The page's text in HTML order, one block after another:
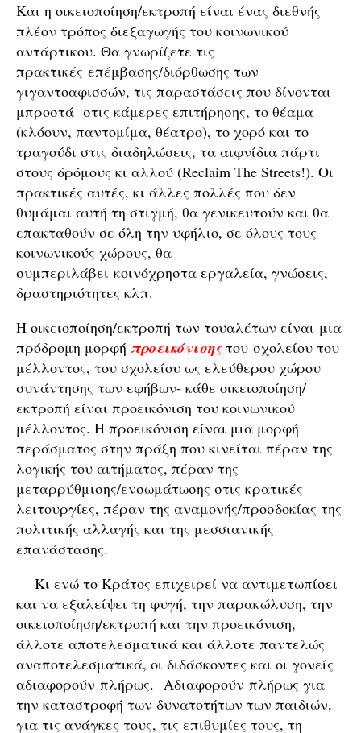
Και η οικειοποίηση/εκτροπή είναι ένας διεθνής
πλέον τρόπος διεξαγωγής του κοινωνικού
αντάρτικου. Θα γνωρίζετε τις
πρακτικές επέμβασης/διόρθωσης των
γιγαντοαφισσών, τις παραστάσεις που δίνονται
μπροστά στις κάμερες επιτήρησης, το θέαμα
(κλόουν, παντομίμα, θέατρο), το χορό και το
τραγούδι στις διαδηλώσεις, τα αιφνίδια πάρτι
στους δρόμους κι αλλού (Reclaim The Streets!). Οι
πρακτικές αυτές, κι άλλες πολλές που δεν
θυμάμαι αυτή τη στιγμή, θα γενικευτούν και θα
επακταθούν σε όλη την υφήλιο, σε όλους τους
κοινωνικούς χώρους, θα
συμπεριλάβει κοινόχρηστα εργαλεία, γνώσεις,
δραστηριότητες κλπ.
Η οικειοποίηση/εκτροπή των τουαλέτων είναι μια
πρόδρομη μορφή προεικόνισης του σχολείου του
μέλλοντος, του σχολείου ως ελεύθερου χώρου
συνάντησης των εφήβων- κάθε οικειοποίηση/
εκτροπή είναι προεικόνιση του κοινωνικού
μέλλοντος. Η προεικόνιση είναι μια μορφή
περάσματος στην πράξη που κινείται πέραν της
λογικής του αιτήματος, πέραν της
μεταρρύθμισης/ενσωμάτωσης στις κρατικές
λειτουργίες, πέραν της αναμονής/προσδοκίας της
πολιτικής αλλαγής και της μεσσιανικής
επανάστασης.
Κι ενώ το Κράτος επιχειρεί να αντιμετωπίσει
και να εξαλείψει τη φυγή, την παρακώλυση, την
οικειοποίηση/εκτροπή και την προεικόνιση,
άλλοτε αποτελεσματικά και άλλοτε παντελώς
αναποτελεσματικά, οι διδάσκοντες και οι γονείς
αδιαφορούν πλήρως. Αδιαφορούν πλήρως για
την καταστροφή των δυνατοτήτων των παιδιών,
για τις ανάγκες τους, τις επιθυμίες τους, τη